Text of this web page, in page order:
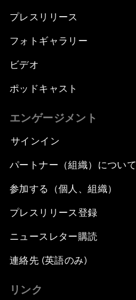
プレスリリース
フォトギャラリー
ビデオ
ポッドキャスト
エンゲージメント
サインイン
パートナー（組織）について
参加する（個人、組織）
プレスリリース登録
ニュースレター購読
連絡先 (英語のみ)
リンク